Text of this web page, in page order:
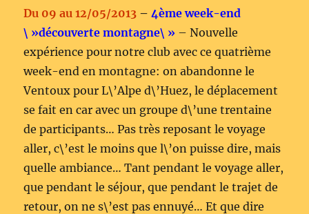
Du 09 au 12/05/2013 –4ème week-end
\ »découverte montagne\ » – Nouvelle
expérience pour notre club avec ce quatrième
week-end en montagne: on abandonne le
Ventoux pour L\’Alpe d\’Huez, le déplacement
se fait en car avec un groupe d\’une trentaine
de participants… Pas très reposant le voyage
aller, c\’est le moins que l\’on puisse dire, mais
quelle ambiance… Tant pendant le voyage aller,
que pendant le séjour, que pendant le trajet de
retour, on ne s\’est pas ennuyé… Et que dire